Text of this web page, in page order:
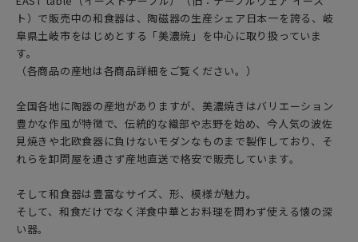
ト）で販売中の和食器は、陶磁器の生産シェア日本一を誇る、岐
阜県土岐市をはじめとする「美濃焼」を中心に取り扱っていま
す。
（各商品の産地は各商品詳細をご覧ください。）
全国各地に陶器の産地がありますが、美濃焼きはバリエーション
豊かな作風が特徴で、伝統的な織部や志野を始め、今人気の波佐
見焼きや北欧食器に負けないモダンなものまで製作しており、そ
れらを卸問屋を通さず産地直送で格安で販売しています。
そして和食器は豊富なサイズ、形、模様が魅力。
そして、和食だけでなく洋食中華とお料理を問わず使える懐の深
い器。